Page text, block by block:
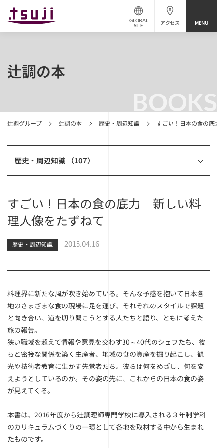
アクセス
GLOBAL
SITE
BOOKS
辻調グループ 辻調の本 歴史・周辺知識 すごい！日本の食の
辻調の本
歴史・周辺知識 （107）
すごい！日本の食の底力 新しい料
理人像をたずねて
歴史・周辺知識 2015.04.16
料理界に新たな風が吹き始めている。そんな予感を抱いて日本各
地のさまざまな食の現場に足を運び、それぞれのスタイルで課題
と向き合い、道を切り開こうとする人たちと語り、ともに考えた
旅の報告。
狭い職域を超えて情報や意見を交わす30～40代のシェフたち、彼
らと密接な関係を築く生産者、地域の食の資産を掘り起こし、観
光や技術者教育に生かす先覚者たち。彼らは何をめざし、何を変
えようとしているのか。その姿の先に、これからの日本の食の姿
が見えてくる。
本書は、2016年度から辻調理師専門学校に導入される３年制学科
のカリキュラムづくりの一環として各地を取材する中から生まれ
たものです。